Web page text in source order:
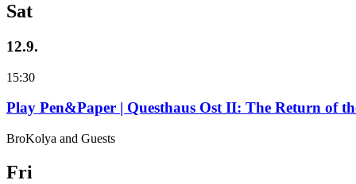
Sat
12.9.
15:30
Play Pen&Paper | Questhaus Ost II: The Return of
BroKolya and Guests
Fri